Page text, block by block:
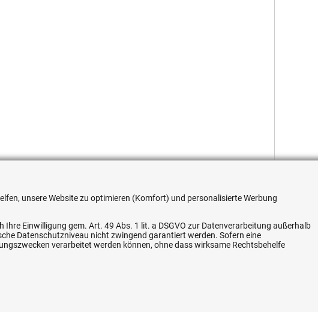
Flexible Zahlung
unsere Website zu optimieren (Komfort) und personalisierte Werbung
Einwilligung gem. Art. 49 Abs. 1 lit. a DSGVO zur Datenverarbeitung außerhalb
Datenschutzniveau nicht zwingend garantiert werden. Sofern eine
verarbeitet werden können, ohne dass wirksame Rechtsbehelfe